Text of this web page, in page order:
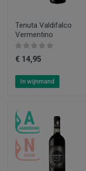
Tenuta Valdifalco
Vermentino
€ 14,95
In wijnmand